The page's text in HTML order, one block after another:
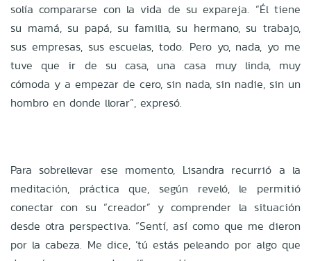
solía compararse con la vida de su expareja. “Él tiene
su mamá, su papá, su familia, su hermano, su trabajo,
sus empresas, sus escuelas, todo. Pero yo, nada, yo me
tuve que ir de su casa, una casa muy linda, muy
cómoda y a empezar de cero, sin nada, sin nadie, sin un
hombro en donde llorar”, expresó.
Para sobrellevar ese momento, Lisandra recurrió a la
meditación, práctica que, según reveló, le permitió
conectar con su “creador” y comprender la situación
desde otra perspectiva. “Sentí, así como que me dieron
por la cabeza. Me dice, ‘tú estás peleando por algo que